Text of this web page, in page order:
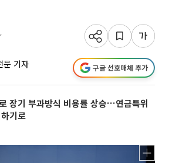
문 기자 구글 선호매체 추가
장기 부과방식 비용률 상승…연금특위
기로